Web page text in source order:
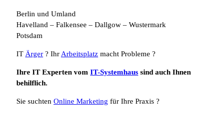
Berlin und Umland
Havelland – Falkensee – Dallgow – Wustermark
Potsdam
IT Ärger ? Ihr Arbeitsplatz macht Probleme ?
Ihre IT Experten vom IT-Systemhaus sind auch Ihnen
behilflich.
Sie suchten Online Marketing für Ihre Praxis ?